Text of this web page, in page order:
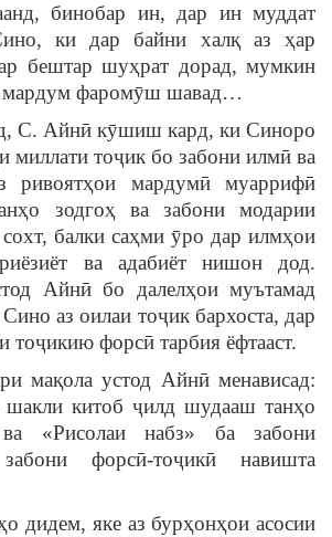
бинобар ин, дар ин муддат
ки дар байни халқ аз ҳар
бештар шуҳрат дорад, мумкин
мардум фаромӯш шавад…
С. Айнӣ кӯшиш кард, ки Синоро
миллати тоҷик бо забони илмӣ ва
ривоятҳои мардумӣ муаррифӣ
зодгоҳ ва забони модарии
балки саҳми ӯро дар илмҳои
ва адабиёт нишон дод.
Айнӣ бо далелҳои муътамад
аз оилаи тоҷик бархоста, дар
тоҷикию форсӣ тарбия ёфтааст.
мақола устод Айнӣ менависад:
шакли китоб ҷилд шудааш танҳо
«Рисолаи набз» ба забони
форсӣ-тоҷикӣ навишта
дидем, яке аз бурҳонҳои асосии